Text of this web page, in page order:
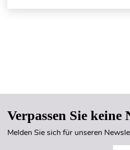
Verpassen Sie keine
Melden Sie sich für unseren